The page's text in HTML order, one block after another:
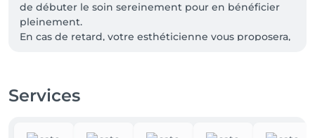
de débuter le soin sereinement pour en bénéficier
pleinement.
En cas de retard, votre esthéticienne vous proposera,
Services